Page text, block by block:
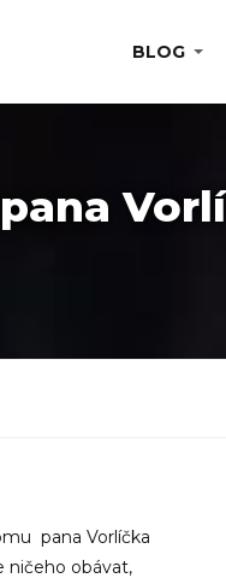
BLOG
pana Vorlíčka
ničeho obávat,